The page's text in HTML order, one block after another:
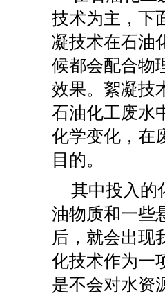
技术为主，下
凝技术在石油
候都会配合物
效果。絮凝技
石油化工废水
化学变化，在
目的。
其中投入的
油物质和一些
后，就会出现
化技术作为一
是不会对水资